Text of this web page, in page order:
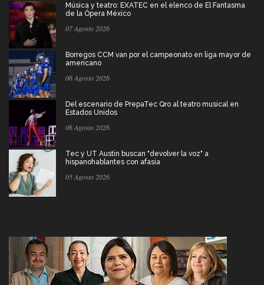
Música y teatro: EXATEC en el elenco de El Fantasma
de la Ópera México
07 Agosto 2026
Borregos CCM van por el campeonato en liga mayor de
americano
06 Agosto 2026
Del escenario de PrepaTec Qro al teatro musical en
Estados Unidos
06 Agosto 2026
Tec y UT Austin buscan "devolver la voz" a
hispanohablantes con afasia
05 Agosto 2026